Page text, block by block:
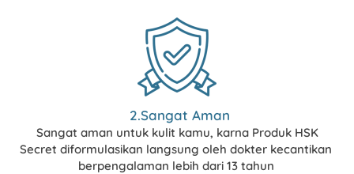
2.Sangat Aman
Sangat aman untuk kulit kamu, karna Produk HSK
Secret diformulasikan langsung oleh dokter kecantikan
berpengalaman lebih dari 13 tahun